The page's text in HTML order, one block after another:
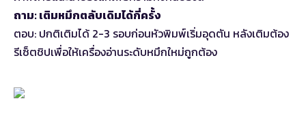
ถาม: เติมหมึกตลับเดิมได้กี่ครั้ง
ตอบ: ปกติเติมได้ 2-3 รอบก่อนหัวพิมพ์เริ่มอุดตัน หลังเติมต้อง
รีเซ็ตชิปเพื่อให้เครื่องอ่านระดับหมึกใหม่ถูกต้อง